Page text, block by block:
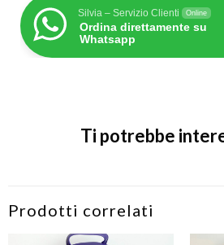
Silvia – Servizio Clienti Online
Ordina direttamente su
Whatsapp
Ti potrebbe
Prodotti correlati